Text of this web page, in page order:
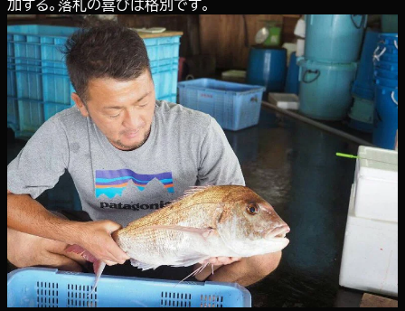
加する。落札の喜びは格別です。